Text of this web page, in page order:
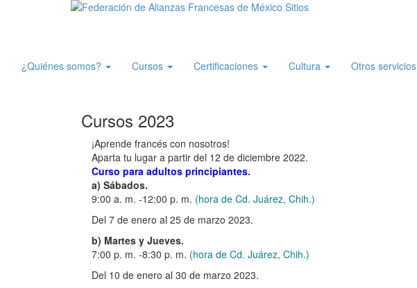
navigation
¿Quiénes somos? Cursos Certificaciones Cultura Otros servicios
Cursos 2023
¡Aprende francés con nosotros!
Aparta tu lugar a partir del 12 de diciembre 2022.
Curso para adultos principiantes.
a) Sábados.
9:00 a. m. -12:00 p. m. (hora de Cd. Juárez, Chih.)
Del 7 de enero al 25 de marzo 2023.
b) Martes y Jueves.
7:00 p. m. -8:30 p. m. (hora de Cd. Juárez, Chih.)
Del 10 de enero al 30 de marzo 2023.